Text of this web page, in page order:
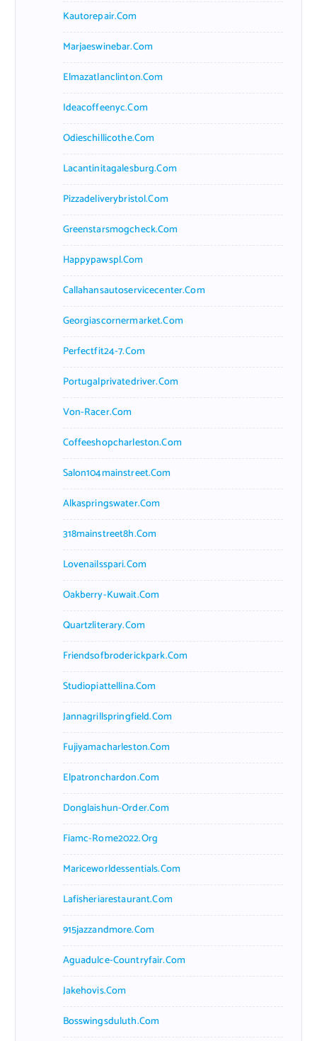
Kautorepair.com
Marjaeswinebar.com
Elmazatlanclinton.com
Ideacoffeenyc.com
Odieschillicothe.com
Lacantinitagalesburg.com
Pizzadeliverybristol.com
Greenstarsmogcheck.com
Happypawspl.com
Callahansautoservicecenter.com
Georgiascornermarket.com
Perfectfit24-7.com
Portugalprivatedriver.com
Von-Racer.com
Coffeeshopcharleston.com
Salon104mainstreet.com
Alkaspringswater.com
318mainstreet8h.com
Lovenailsspari.com
Oakberry-Kuwait.com
Quartzliterary.com
Friendsofbroderickpark.com
Studiopiattellina.com
Jannagrillspringfield.com
Fujiyamacharleston.com
Elpatronchardon.com
Donglaishun-Order.com
Fiamc-Rome2022.org
Mariceworldessentials.com
Lafisheriarestaurant.com
915jazzandmore.com
Aguadulce-Countryfair.com
Jakehovis.com
Bosswingsduluth.com